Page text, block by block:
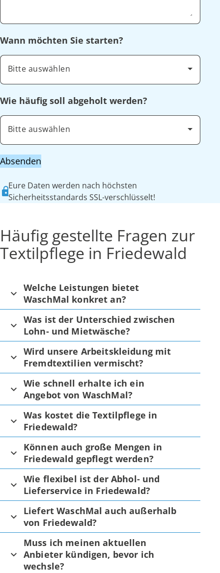
Wann möchten Sie starten?
Bitte auswählen
Wie häufig soll abgeholt werden?
Bitte auswählen
Absenden
Eure Daten werden nach höchsten
Sicherheitsstandards SSL-verschlüsselt!
Häufig gestellte Fragen zur
Textilpflege in Friedewald
Welche Leistungen bietet
WaschMal konkret an?
Was ist der Unterschied zwischen
Lohn- und Mietwäsche?
Wird unsere Arbeitskleidung mit
Fremdtextilien vermischt?
Wie schnell erhalte ich ein
Angebot von WaschMal?
Was kostet die Textilpflege in
Friedewald?
Können auch große Mengen in
Friedewald gepflegt werden?
Wie flexibel ist der Abhol- und
Lieferservice in Friedewald?
Liefert WaschMal auch außerhalb
von Friedewald?
Muss ich meinen aktuellen
Anbieter kündigen, bevor ich
wechsle?